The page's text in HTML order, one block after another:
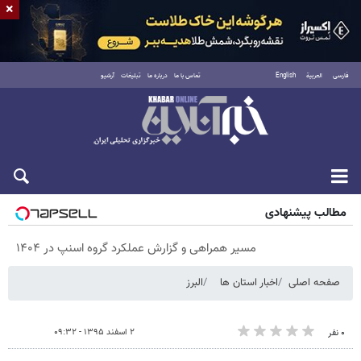
فارسی العربية English تماس با ما درباره ما تبلیغات آرشیو
پنجشنبه ۱۵ مرداد ۱۴۰۵
مطالب پیشنهادی
مسیر همراهی و گزارش عملکرد گروه اسنپ در ۱۴۰۴
صفحه اصلی اخبار استان ها البرز
۰ نفر ۲ اسفند ۱۳۹۵ - ۰۹:۳۲
×